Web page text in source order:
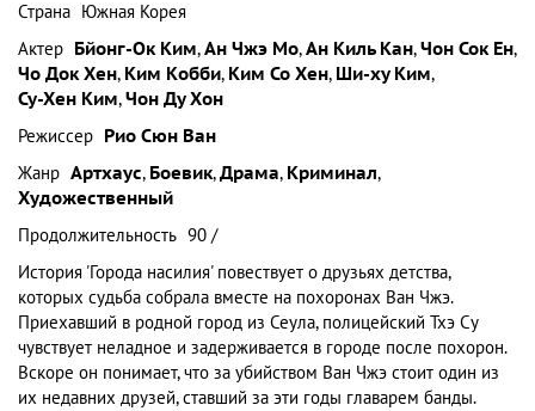
Страна Южная Корея
Актер Бйонг-Ок Ким,Ан Чжэ Мо,Ан Киль Кан,Чон Сок Ен,
Чо Док Хен, Ким Кобби, Ким Со Хен, Ши-ху Ким,
Су-Хен Ким,Чон Ду Хон
Режиссер Рио Сюн Ван
Жанр Артхаус, Боевик,Драма, Криминал,
Художественный
Продолжительность 90 /
История 'Города насилия' повествует о друзьях детства,
которых судьба собрала вместе на похоронах Ван Чжэ.
Приехавший в родной город из Сеула, полицейский Тхэ Су
чувствует неладное и задерживается в городе после похорон.
Вскоре он понимает, что за убийством Ван Чжэ стоит один из
их недавних друзей, ставший за эти годы главарем банды.